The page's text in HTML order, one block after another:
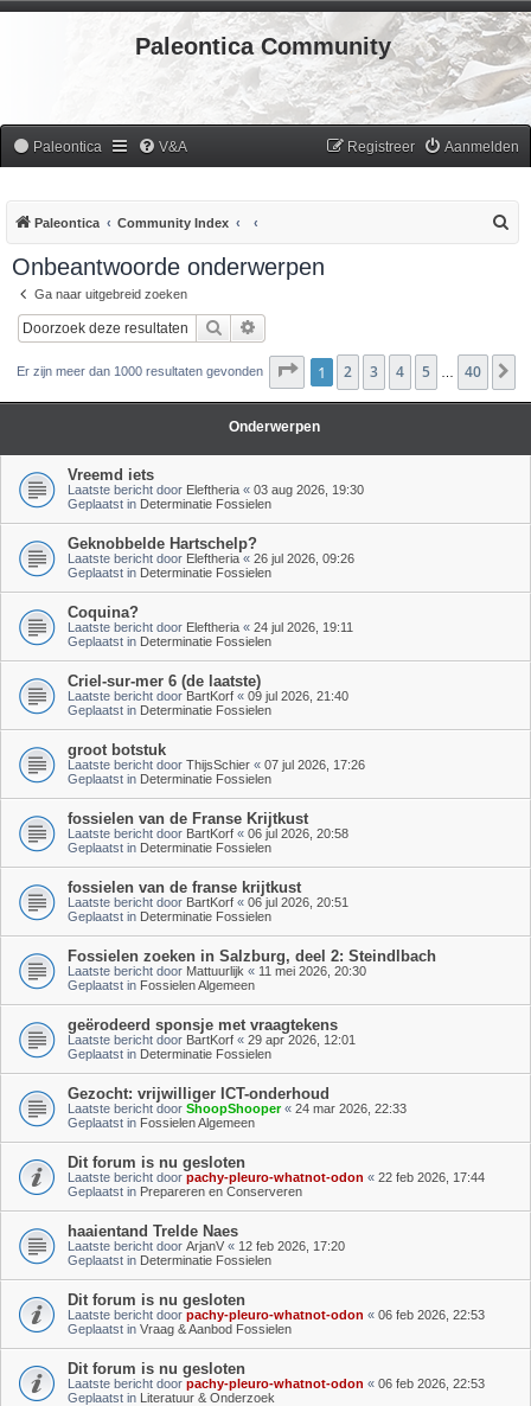
Paleontica Community
Paleontica V&A Aanmelden
Registreer
Paleontica Community Index
Onbeantwoorde onderwerpen
Ga naar uitgebreid zoeken
Zoek
Er zijn meer dan 1000 resultaten gevonden Pagina1 van 40
1 2 3 4 5 40
Onderwerpen
Vreemd iets
Laatste bericht door Eleftheria « 03 aug 2026, 19:30
Geplaatst in Determinatie Fossielen
Geknobbelde Hartschelp?
Laatste bericht door Eleftheria « 26 jul 2026, 09:26
Geplaatst in Determinatie Fossielen
Coquina?
Laatste bericht door Eleftheria « 24 jul 2026, 19:11
Geplaatst in Determinatie Fossielen
Criel-sur-mer 6 (de laatste)
Laatste bericht door BartKorf « 09 jul 2026, 21:40
Geplaatst in Determinatie Fossielen
groot botstuk
Laatste bericht door ThijsSchier « 07 jul 2026, 17:26
Geplaatst in Determinatie Fossielen
fossielen van de Franse Krijtkust
Laatste bericht door BartKorf « 06 jul 2026, 20:58
Geplaatst in Determinatie Fossielen
fossielen van de franse krijtkust
Laatste bericht door BartKorf « 06 jul 2026, 20:51
Geplaatst in Determinatie Fossielen
Fossielen zoeken in Salzburg, deel 2: Steindlbach
Laatste bericht door Mattuurlijk « 11 mei 2026, 20:30
Geplaatst in Fossielen Algemeen
geërodeerd sponsje met vraagtekens
Laatste bericht door BartKorf « 29 apr 2026, 12:01
Geplaatst in Determinatie Fossielen
Gezocht: vrijwilliger ICT-onderhoud
Laatste bericht door ShoopShooper« 24 mar 2026, 22:33
Geplaatst in Fossielen Algemeen
Dit forum is nu gesloten
Laatste bericht door pachy-pleuro-whatnot-odon « 22 feb 2026, 17:44
Geplaatst in Prepareren en Conserveren
haaientand Trelde Naes
Laatste bericht door ArjanV « 12 feb 2026, 17:20
Geplaatst in Determinatie Fossielen
Dit forum is nu gesloten
Laatste bericht door pachy-pleuro-whatnot-odon « 06 feb 2026, 22:53
Geplaatst in Vraag & Aanbod Fossielen
Dit forum is nu gesloten
Laatste bericht door pachy-pleuro-whatnot-odon « 06 feb 2026, 22:53
Geplaatst in Literatuur & Onderzoek